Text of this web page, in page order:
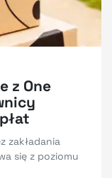
z One
zakładania
się z poziomu